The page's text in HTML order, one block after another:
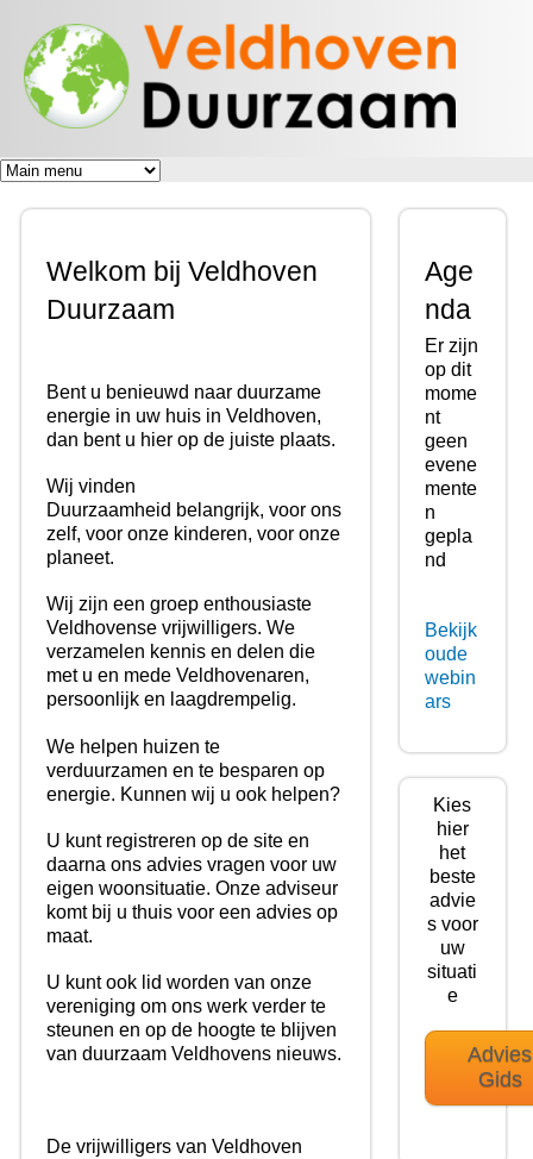
en naar
de inhoud
gaan
Veldhoven
Duurzaam
Energiek
naar de
toekomst
Welkom bij Veldhoven
Duurzaam
Bent u benieuwd naar duurzame
energie in uw huis in Veldhoven,
dan bent u hier op de juiste plaats.
Wij vinden
Duurzaamheid belangrijk, voor ons
zelf, voor onze kinderen, voor onze
planeet.
Wij zijn een groep enthousiaste
Veldhovense vrijwilligers. We
verzamelen kennis en delen die
met u en mede Veldhovenaren,
persoonlijk en laagdrempelig.
We helpen huizen te
verduurzamen en te besparen op
energie. Kunnen wij u ook helpen?
U kunt registreren op de site en
daarna ons advies vragen voor uw
eigen woonsituatie. Onze adviseur
komt bij u thuis voor een advies op
maat.
U kunt ook lid worden van onze
vereniging om ons werk verder te
steunen en op de hoogte te blijven
van duurzaam Veldhovens nieuws.
De vrijwilligers van Veldhoven
Age
nda
Er zijn
op dit
mome
nt
geen
evene
mente
n
gepla
nd
Bekijk
oude
webin
ars
Kies
hier
het
beste
advie
s voor
uw
situati
e
Advies
Gids